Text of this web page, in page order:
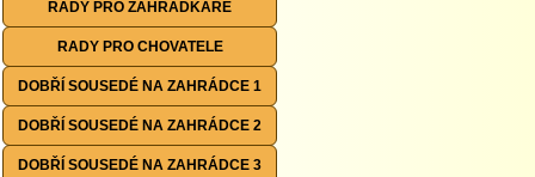
RADY PRO ZAHRÁDKÁŘE
RADY PRO CHOVATELE
DOBŘÍ SOUSEDÉ NA ZAHRÁDCE 1
DOBŘÍ SOUSEDÉ NA ZAHRÁDCE 2
DOBŘÍ SOUSEDÉ NA ZAHRÁDCE 3